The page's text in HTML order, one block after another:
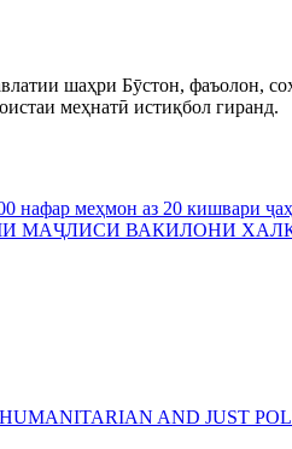
шаҳри Бӯстон, фаъолон,
меҳнатӣ истиқбол гиранд.
нафар меҳмон аз 20 кишвари
МАҶЛИСИ ВАКИЛОНИ
AND JUST